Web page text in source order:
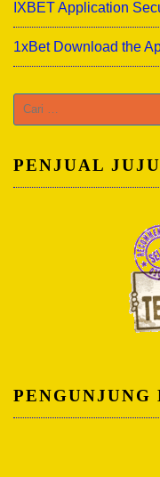
IXBET Application
1xBet Download the
Cari
untuk:
PENJUAL